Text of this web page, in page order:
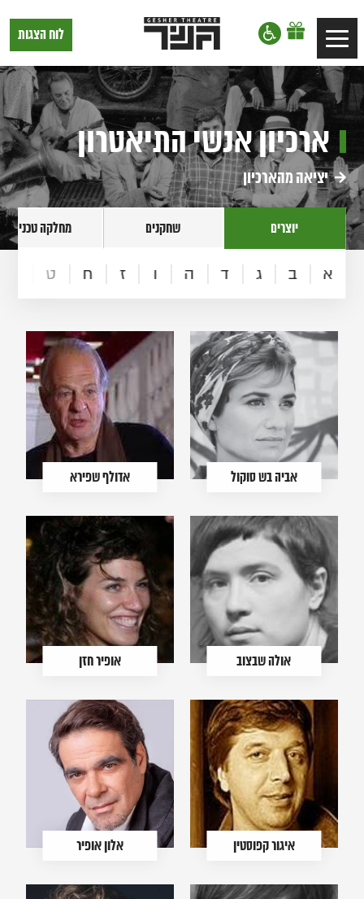
דלג לסרגל הניווט
דלג לתוכן
Toggle
navigation
תיאטרון
גשר,
בתל
אביב
לוח הצגות
ארכיון אנשי התיאטרון
יציאה מהארכיון
יוצרים שחקנים מחלקה טכנית
א ב ג ד ה ו ז ח ט
אביה בש סוקול אדולף שפירא
אולה שבצוב אופיר חזן
איגור קפוסטין אלון אופיר